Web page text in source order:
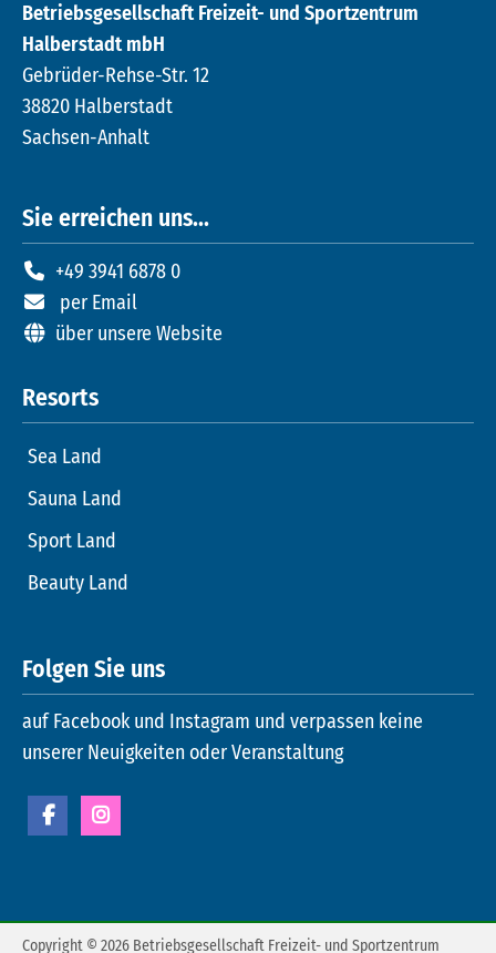
Betriebsgesellschaft Freizeit- und Sportzentrum
Halberstadt mbH
Gebrüder-Rehse-Str. 12
38820 Halberstadt
Sachsen-Anhalt
Sie erreichen uns...
+49 3941 6878 0
per Email
über unsere Website
Resorts
Sea Land
Sauna Land
Sport Land
Beauty Land
Folgen Sie uns
auf Facebook und Instagram und verpassen keine
unserer Neuigkeiten oder Veranstaltung
Copyright © 2026 Betriebsgesellschaft Freizeit- und Sportzentrum